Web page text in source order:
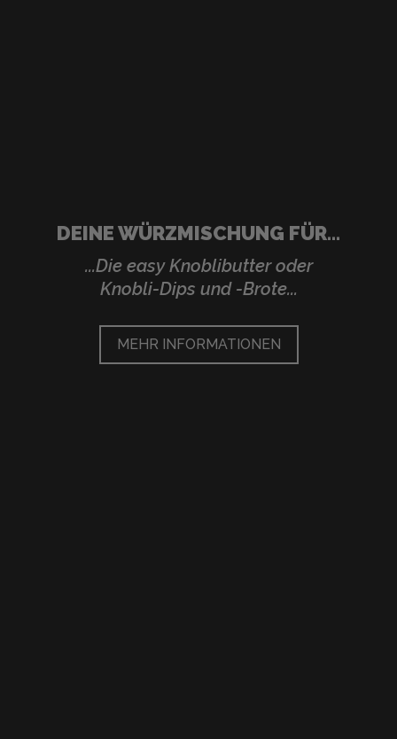
DEINE WÜRZMISCHUNG FÜR...
...Die easy Knoblibutter oder
Knobli-Dips und -Brote...
MEHR INFORMATIONEN